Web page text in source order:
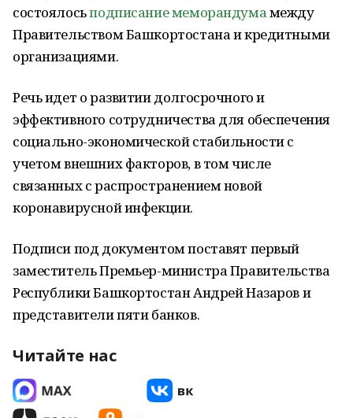
состоялосьподписание меморандумамежду
Правительством Башкортостана и кредитными
организациями.
Речь идет о развитии долгосрочного и
эффективного сотрудничества для обеспечения
социально-экономической стабильности с
учетом внешних факторов, в том числе
связанных с распространением новой
коронавирусной инфекции.
Подписи под документом поставят первый
заместитель Премьер-министра Правительства
Республики Башкортостан Андрей Назаров и
представители пяти банков.
Читайте нас